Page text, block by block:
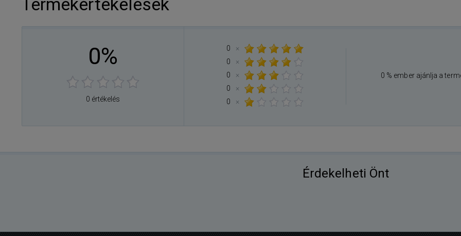
Termékértékelések
0%
0 értékelés
0
×
0
×
0
×
0
×
0
×
0 % ember ajánlja a
Érdekelheti Önt